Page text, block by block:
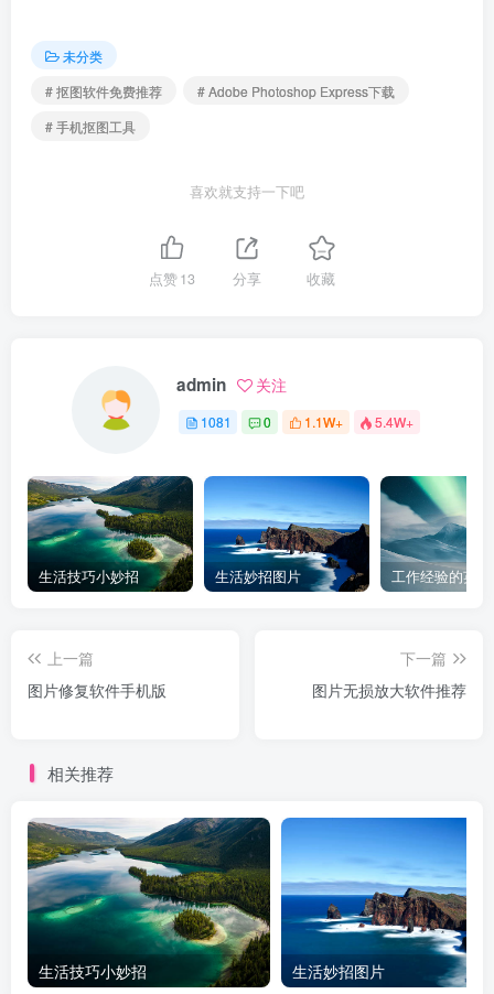
未分类
# 抠图软件免费推荐
# Adobe Photoshop Express下载
# 手机抠图工具
喜欢就支持一下吧
点赞13 分享 收藏
admin 关注
1081 0 1.1W+ 5.4W+
生活技巧小妙招 生活妙招图片 工作经验的英
上一篇
图片修复软件手机版
下一篇
图片无损放大软件推荐
相关推荐
生活技巧小妙招 生活妙招图片